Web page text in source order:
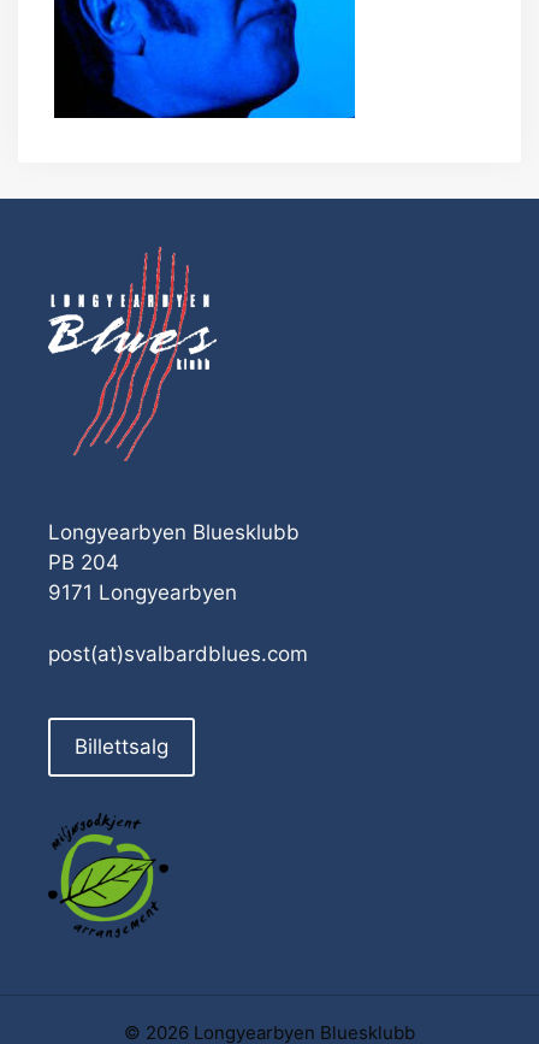
Longyearbyen Bluesklubb
PB 204
9171 Longyearbyen
post(at)svalbardblues.com
Billettsalg
© 2026 Longyearbyen Bluesklubb